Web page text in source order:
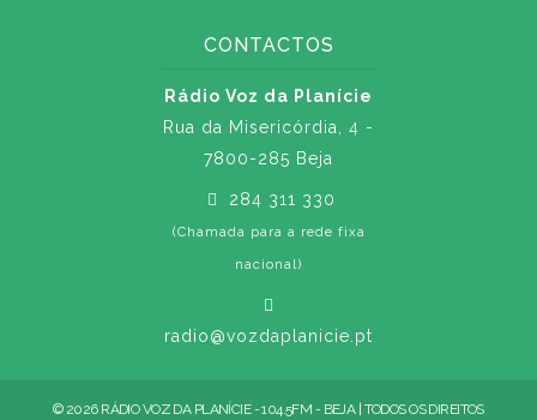
CONTACTOS
Rádio Voz da Planície
Rua da Misericórdia, 4 -
7800-285 Beja
284 311 330
(Chamada para a rede fixa
nacional)
radio@vozdaplanicie.pt
© 2026 RÁDIO VOZ DA PLANÍCIE - 104.5FM - BEJA | TODOS OS DIREITOS